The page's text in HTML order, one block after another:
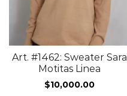
Art. #1462: Sweater Sara
Motitas Linea
$10,000.00